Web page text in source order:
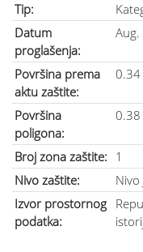
Tip:
Datum
proglašenja:
Površina prema
aktu zaštite:
0.34
Površina
poligona:
0.38
Broj zona zaštite: 1
Nivo zaštite:
Nivo
Izvor prostornog
podatka: